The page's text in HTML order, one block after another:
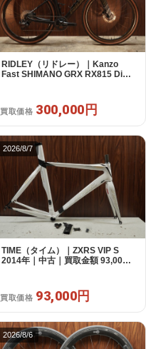
RIDLEY（リドレー）｜Kanzo
Fast SHIMANO GRX RX815 Di2
買取価格 300,000円
2026/8/7
TIME（タイム）｜ZXRS VIP S
2014年｜中古｜買取金額 93,000
買取価格 93,000円
2026/8/6